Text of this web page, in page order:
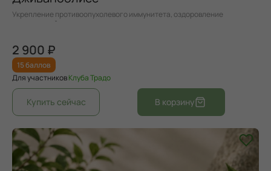
Укрепление противоопухолевого иммунитета, оздоровление
эндокринной системы
2 900 ₽
15 баллов
Для участниковКлуба Традо